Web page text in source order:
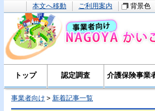
本文へ移動 ご利用案内 背景色
トップ 認定調査 介護保険事業
事業者向け 新着記事一覧